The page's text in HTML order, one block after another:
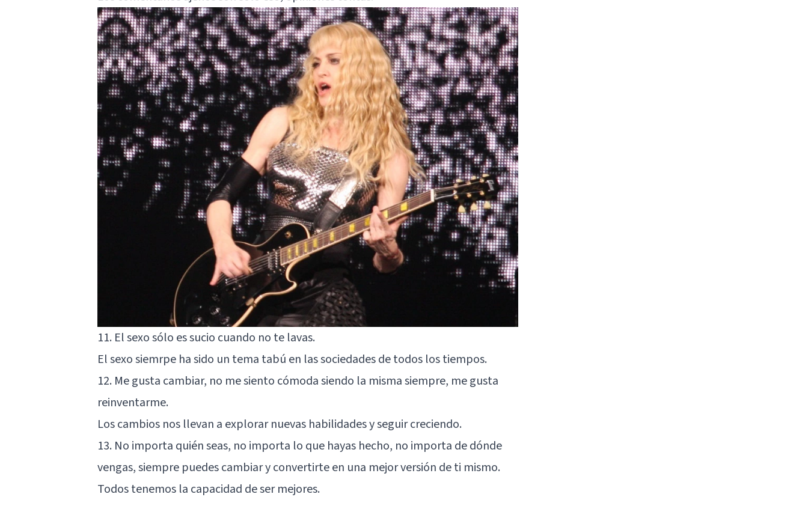
11. El sexo sólo es sucio cuando no te lavas.
El sexo siemrpe ha sido un tema tabú en las sociedades de todos los tiempos.
12. Me gusta cambiar, no me siento cómoda siendo la misma siempre, me gusta
reinventarme.
Los cambios nos llevan a explorar nuevas habilidades y seguir creciendo.
13. No importa quién seas, no importa lo que hayas hecho, no importa de dónde
vengas, siempre puedes cambiar y convertirte en una mejor versión de ti mismo.
Todos tenemos la capacidad de ser mejores.